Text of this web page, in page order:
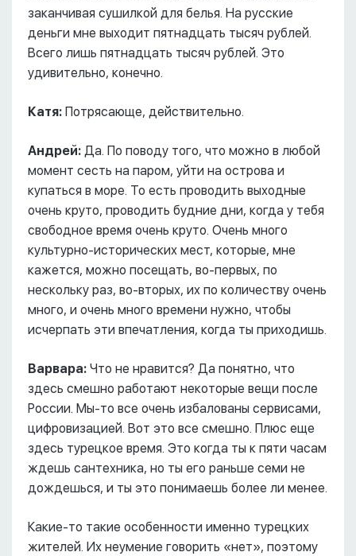
заканчивая сушилкой для белья. На русские
деньги мне выходит пятнадцать тысяч рублей.
Всего лишь пятнадцать тысяч рублей. Это
удивительно, конечно.
Катя: Потрясающе, действительно.
Андрей: Да. По поводу того, что можно в любой
момент сесть на паром, уйти на острова и
купаться в море. То есть проводить выходные
очень круто, проводить будние дни, когда у тебя
свободное время очень круто. Очень много
культурно-исторических мест, которые, мне
кажется, можно посещать, во-первых, по
нескольку раз, во-вторых, их по количеству очень
много, и очень много времени нужно, чтобы
исчерпать эти впечатления, когда ты приходишь.
Варвара: Что не нравится? Да понятно, что
здесь смешно работают некоторые вещи после
России. Мы-то все очень избалованы сервисами,
цифровизацией. Вот это все смешно. Плюс еще
здесь турецкое время. Это когда ты к пяти часам
ждешь сантехника, но ты его раньше семи не
дождешься, и ты это понимаешь более ли менее.
Какие-то такие особенности именно турецких
жителей. Их неумение говорить «нет», поэтому